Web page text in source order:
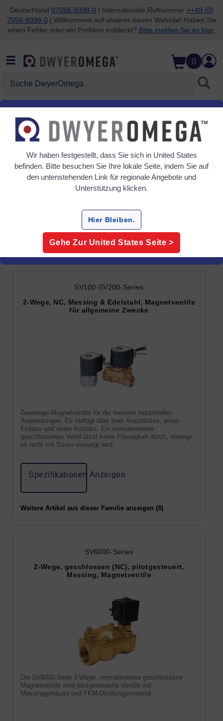
Zum Suchen überspringen
Zum Hauptinhalt überspringen
Zur Navigation überspringen
Deutschland 07056-9398-0 | Internationale Rufnummer ++49 (0)
7056-9398-0 | Willkommen auf unserer neuen Website! Haben Sie
einen Fehler oder ein Problem entdeckt? Bitte melden Sie es hier.
0
Startseite Durchfluss
Durchflussventil
Magnetventile
Magnetventile
Raster Tabelle
Verfeinern
SV100-SV200-Series
2-Wege, NC, Messing & Edelstahl, Magnetventile
für allgemeine Zwecke
Zweiwege-Magnetventile für die meisten industriellen
Anwendungen. Es verfügt über zwei Anschlüsse, einen
Einlass und einen Auslass. Ein normalerweise
geschlossenes Ventil lässt keine Flüssigkeit durch, solange
es nicht mit Strom versorgt wird.
Spezifikationen Anzeigen
Weitere Artikel aus dieser Familie anzeigen (8)
SV6000-Series
2-Wege, geschlossen (NC), pilotgesteuert,
Messing, Magnetventile
Die SV6000-Serie 2-Wege, normalerweise geschlossene
Magnetventile sind pilotgesteuerte Ventile mit
Messinggehäuse und FKM-Dichtungsmaterial.
Wir haben festgestellt, dass Sie sich in United States
befinden. Bitte besuchen Sie Ihre lokale Seite, indem Sie auf
den untenstehenden Link für regionale Angebote und
Unterstützung klicken.
Hier Bleiben.
Gehe Zur United States Seite >